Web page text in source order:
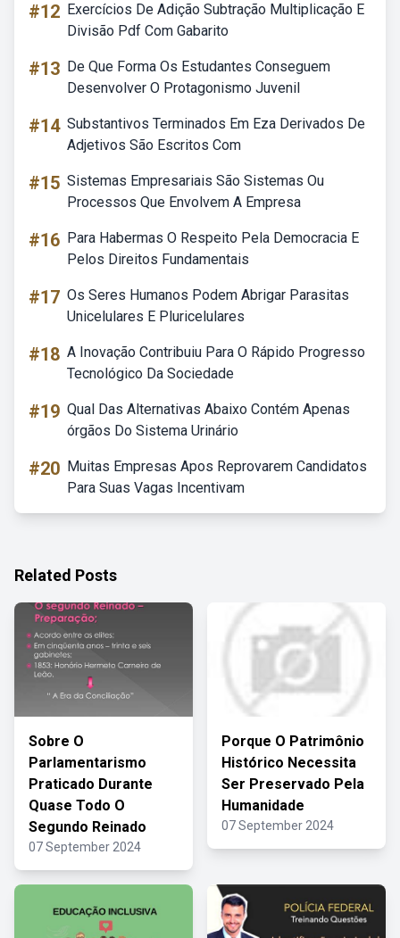
#12 Exercícios De Adição Subtração Multiplicação E
Divisão Pdf Com Gabarito
#13 De Que Forma Os Estudantes Conseguem
Desenvolver O Protagonismo Juvenil
#14 Substantivos Terminados Em Eza Derivados De
Adjetivos São Escritos Com
#15 Sistemas Empresariais São Sistemas Ou
Processos Que Envolvem A Empresa
#16 Para Habermas O Respeito Pela Democracia E
Pelos Direitos Fundamentais
#17 Os Seres Humanos Podem Abrigar Parasitas
Unicelulares E Pluricelulares
#18 A Inovação Contribuiu Para O Rápido Progresso
Tecnológico Da Sociedade
#19 Qual Das Alternativas Abaixo Contém Apenas
órgãos Do Sistema Urinário
#20 Muitas Empresas Apos Reprovarem Candidatos
Para Suas Vagas Incentivam
Related Posts
Sobre O
Parlamentarismo
Praticado Durante
Quase Todo O
Segundo Reinado
07 September 2024
Porque O Patrimônio
Histórico Necessita
Ser Preservado Pela
Humanidade
07 September 2024